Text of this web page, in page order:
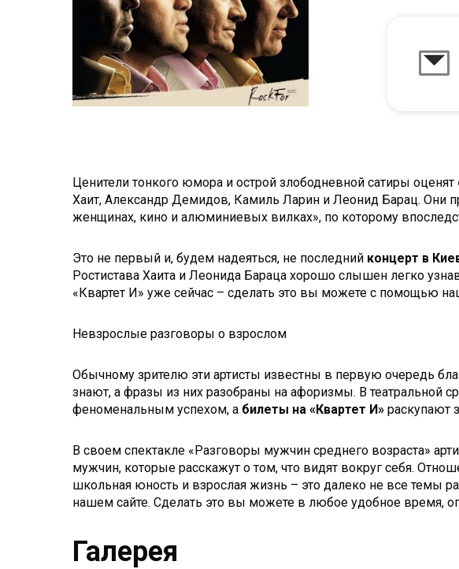
Ценители тонкого юмора и острой злободневной сатиры оценят
Хаит, Александр Демидов, Камиль Ларин и Леонид Барац. Они
женщинах, кино и алюминиевых вилках», по которому
Это не первый и, будем надеяться, не последний концерт в
Ростистава Хаита и Леонида Бараца хорошо слышен легко
«Квартет И» уже сейчас – сделать это вы можете с помощью
Невзрослые разговоры о взрослом
Обычному зрителю эти артисты известны в первую очередь
знают, а фразы из них разобраны на афоризмы. В театральной
феноменальным успехом, а билеты на «Квартет И» раскупают
В своем спектакле «Разговоры мужчин среднего возраста»
мужчин, которые расскажут о том, что видят вокруг себя.
школьная юность и взрослая жизнь – это далеко не все темы
нашем сайте. Сделать это вы можете в любое удобное время,
Галерея